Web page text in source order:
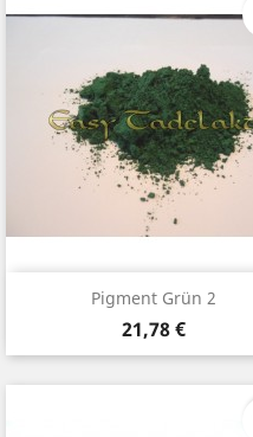
Pigment Grün 2
Preis
21,78 €